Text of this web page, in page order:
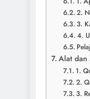
2.
3.
4.
Alat dan
1.
2.
3.